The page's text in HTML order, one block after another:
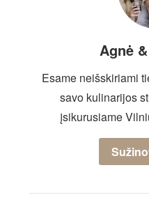
Agnė
Esame neišskiriami
savo kulinarijos
įsikurusiame